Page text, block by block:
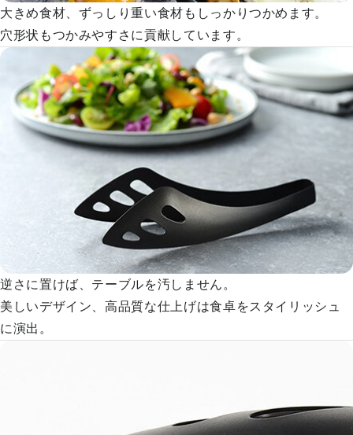
大きめ食材、ずっしり重い食材もしっかりつかめます。
穴形状もつかみやすさに貢献しています。
逆さに置けば、テーブルを汚しません。
美しいデザイン、高品質な仕上げは食卓をスタイリッシュ
に演出。